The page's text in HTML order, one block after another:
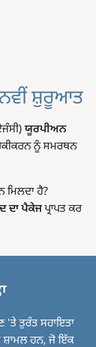
ਸ਼ੁਰੂਆਤ
ਯੂਰਪੀਅਨ
ਨੂੰ ਸਮਰਥਨ
ਮਿਲਦਾ ਹੈ?
ਦਾ ਪੈਕੇਜਪ੍ਰਾਪਤ ਕਰ
'ਤੇ ਤੁਰੰਤ ਸਹਾਇਤਾ
ਸ਼ਾਮਲ ਹਨ, ਜੋ ਇੱਕ